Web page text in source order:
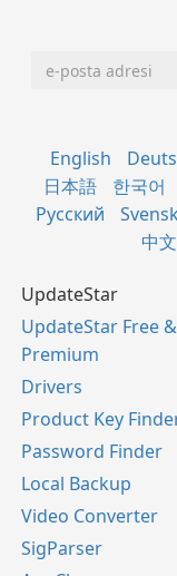
English
日本語
한국어
Русский
中
UpdateStar
UpdateStar Free &
Premium
Drivers
Product Key
Password Finder
Local Backup
Video Converter
SigParser